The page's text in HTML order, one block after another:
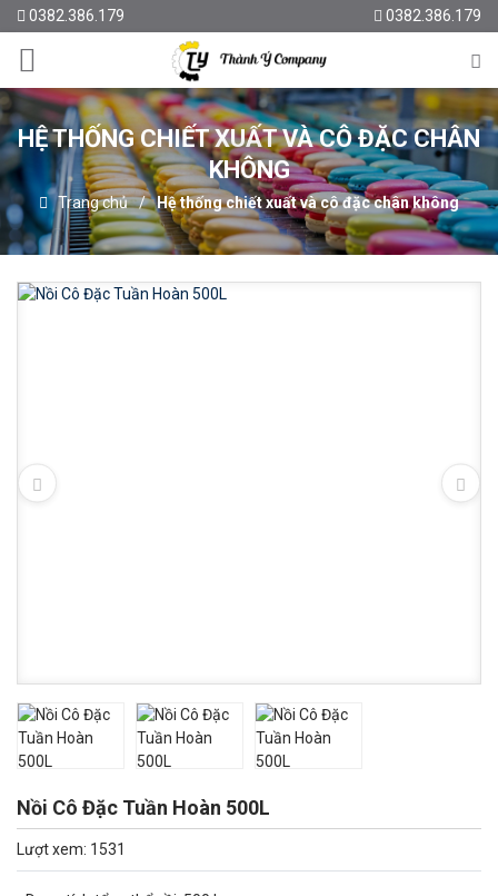
0382.386.179 0382.386.179
HỆ THỐNG CHIẾT XUẤT VÀ CÔ ĐẶC CHÂN
KHÔNG
Trang chủ Hệ thống chiết xuất và cô đặc chân không
Nồi Cô Đặc Tuần Hoàn 500L
Lượt xem: 1531